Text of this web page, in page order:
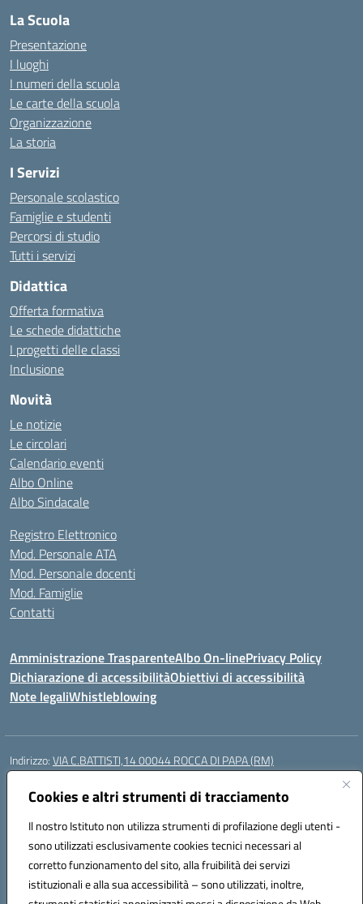
Cookies e altri strumenti di tracciamento
Il nostro Istituto non utilizza strumenti di profilazione degli utenti -
sono utilizzati esclusivamente cookies tecnici necessari al
corretto funzionamento del sito, alla fruibilità dei servizi
istituzionali e alla sua accessibilità – sono utilizzati, inoltre,
La Scuola
Presentazione
I luoghi
I numeri della scuola
Le carte della scuola
Organizzazione
La storia
I Servizi
Personale scolastico
Famiglie e studenti
Percorsi di studio
Tutti i servizi
Didattica
Offerta formativa
Le schede didattiche
I progetti delle classi
Inclusione
Novità
Le notizie
Le circolari
Calendario eventi
Albo Online
Albo Sindacale
Registro Elettronico
Mod. Personale ATA
Mod. Personale docenti
Mod. Famiglie
Contatti
Amministrazione TrasparenteAlbo On-linePrivacy Policy
Dichiarazione di accessibilitàObiettivi di accessibilità
Note legaliWhistleblowing
Indirizzo:VIA C.BATTISTI,14 00044 ROCCA DI PAPA (RM)
Centralino:
Posta elettronica certificata (PEC):rmic8aq00n@pec.istruzione.it
Codice fiscale: 84002620585
Codice meccanografico:RMIC8AQ00N
Codice Indice delle Pubbliche Amministrazioni (IPA): istsc_rmic8aq00n
Codice unico di fatturazione (CUF): 7JVJUU